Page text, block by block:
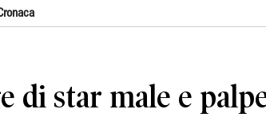
di star male e